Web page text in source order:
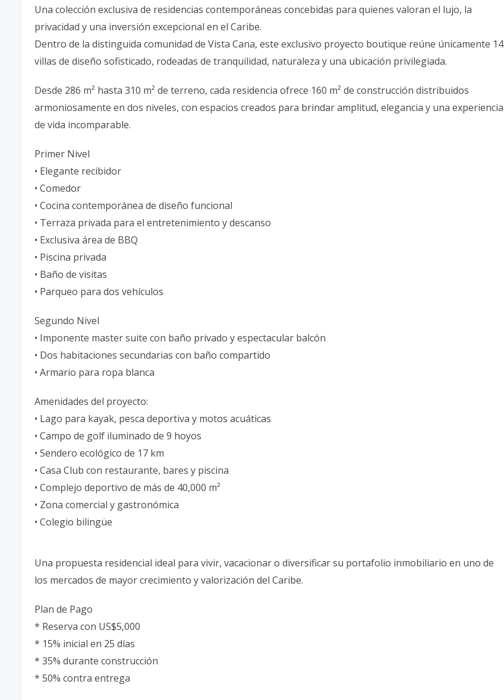
Una colección exclusiva de residencias contemporáneas concebidas para quienes valoran el lujo, la
privacidad y una inversión excepcional en el Caribe.
Dentro de la distinguida comunidad de Vista Cana, este exclusivo proyecto boutique reúne únicamente 14
villas de diseño sofisticado, rodeadas de tranquilidad, naturaleza y una ubicación privilegiada.
Desde 286 m² hasta 310 m² de terreno, cada residencia ofrece 160 m² de construcción distribuidos
armoniosamente en dos niveles, con espacios creados para brindar amplitud, elegancia y una experiencia
de vida incomparable.
Primer Nivel
• Elegante recibidor
• Comedor
• Cocina contemporánea de diseño funcional
• Terraza privada para el entretenimiento y descanso
• Exclusiva área de BBQ
• Piscina privada
• Baño de visitas
• Parqueo para dos vehículos
Segundo Nivel
• Imponente master suite con baño privado y espectacular balcón
• Dos habitaciones secundarias con baño compartido
• Armario para ropa blanca
Amenidades del proyecto:
• Lago para kayak, pesca deportiva y motos acuáticas
• Campo de golf iluminado de 9 hoyos
• Sendero ecológico de 17 km
• Casa Club con restaurante, bares y piscina
• Complejo deportivo de más de 40,000 m²
• Zona comercial y gastronómica
• Colegio bilingüe
Una propuesta residencial ideal para vivir, vacacionar o diversificar su portafolio inmobiliario en uno de
los mercados de mayor crecimiento y valorización del Caribe.
Plan de Pago
* Reserva con US$5,000
* 15% inicial en 25 días
* 35% durante construcción
* 50% contra entrega